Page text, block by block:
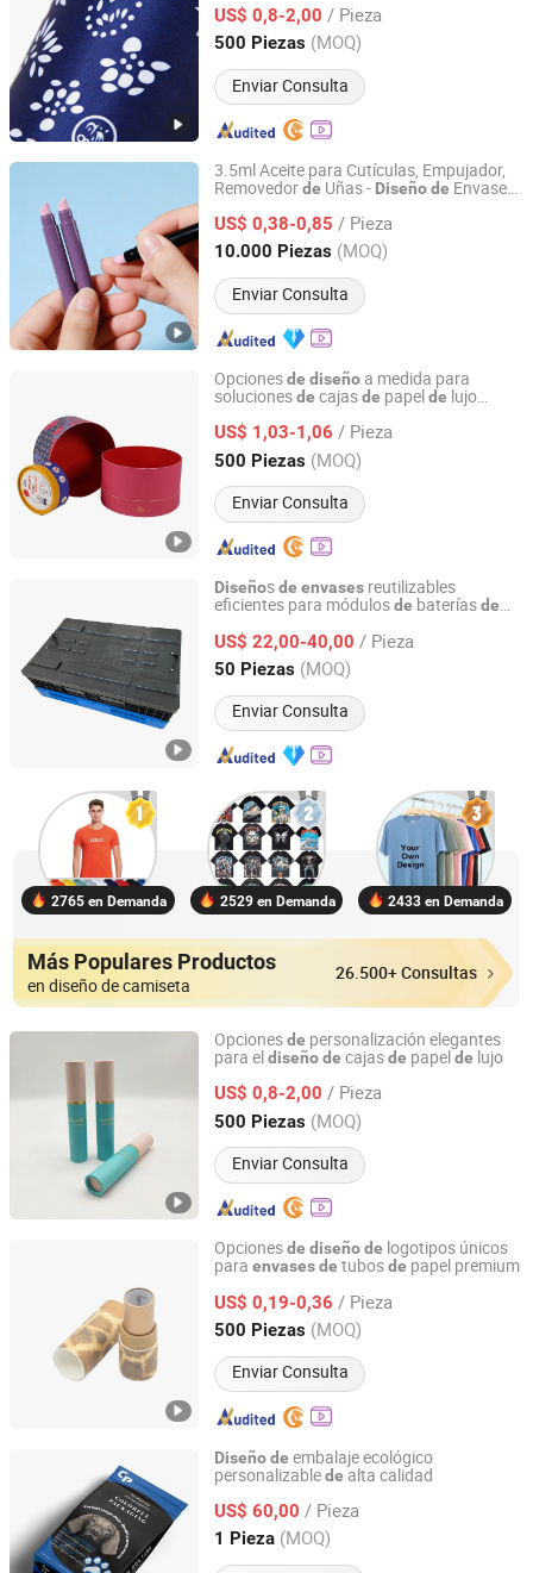
US$ 0,8-2,00 / Pieza
500 Piezas (MOQ)
Enviar Consulta
Guangdong, China Desde 2025
3.5ml Aceite para Cutículas, Empujador,
Removedorde Uñas - Diseñode Envase
US$ 0,38-0,85 / Pieza
10.000 Piezas (MOQ)
Enviar Consulta
Shaoxing Derong Import & Export Co., Ltd.
Zhejiang, China Desde 2025
Opcionesde diseño a medida para
solucionesde cajasde papelde lujo
US$ 1,03-1,06 / Pieza
500 Piezas (MOQ)
Enviar Consulta
Dongguan Bailuo Gift Box Packaging CO.,LTD
Guangdong, China Desde 2025
Diseñosde envases reutilizables
eficientes para módulosde bateríasde
US$ 22,00-40,00 / Pieza
50 Piezas (MOQ)
Enviar Consulta
Suzhou Cimc Lc Technology Co. Ltd
Jiangsu, China Desde 2024
2765 en Demanda 2529 en Demanda 2433 en Demanda
Más Populares Productos
en diseño de camiseta
26.500+ Consultas
Opcionesde personalización elegantes
para eldiseñode cajasde papelde lujo
US$ 0,8-2,00 / Pieza
500 Piezas (MOQ)
Enviar Consulta
Dongguan Bailuo Gift Box Packaging CO.,LTD
Guangdong, China Desde 2025
Opcionesde diseñode logotipos únicos
para envasesde tubosde papel premium
US$ 0,19-0,36 / Pieza
500 Piezas (MOQ)
Enviar Consulta
Dongguan Bailuo Gift Box Packaging CO.,LTD
Guangdong, China Desde 2025
Diseñode embalaje ecológico
personalizablede alta calidad
US$ 60,00 / Pieza
1 Pieza (MOQ)
Qingdao Colorful Printing Packaging Co., Ltd
Shandong, China Desde 2015